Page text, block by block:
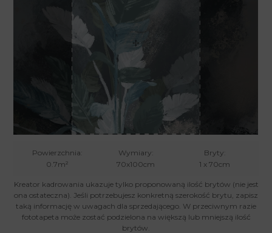
Powierzchnia:
0.7m²
Wymiary:
70x100cm
Bryty:
1 x 70cm
Kreator kadrowania ukazuje tylko proponowaną ilość brytów (nie jest
ona ostateczna). Jeśli potrzebujesz konkretną szerokość brytu, zapisz
taką informację w uwagach dla sprzedającego. W przeciwnym razie
fototapeta może zostać podzielona na większą lub mniejszą ilość
brytów.